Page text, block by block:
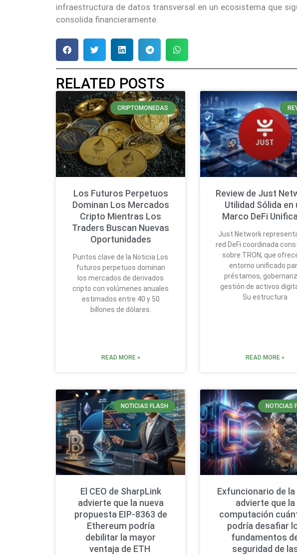
infraestructura de datos transversal en un ecosistema que
consolida financieramente.
RELATED POSTS
CRIPTOMONEDAS
Los Futuros Perpetuos
Dominan Los Mercados
Cripto Mientras Los
Traders Buscan Nuevas
Oportunidades
Puntos clave de la Noticia Los
futuros perpetuos dominan
los mercados de derivados
cripto con volúmenes anuales
estimados entre 40 y 50
billones de dólares.
READ MORE »
Review de Just
Utilidad Sólida en
Marco DeFi
Just Network
red DeFi coordinada
sobre TRON, que
entorno unificado
préstamos,
gestión de activos
Su estructura
READ MORE »
NOTICIAS FLASH
El CEO de SharpLink
advierte que la nueva
propuesta EIP-8363 de
Ethereum podría
debilitar la mayor
ventaja de ETH
NOTICIAS
Exfuncionario de la
advierte que la
computación
podría desafiar
fundamentos
seguridad de